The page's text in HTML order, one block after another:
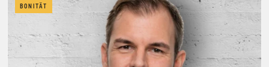
BONITÄT